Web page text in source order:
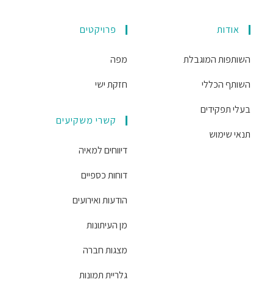
אודות
השותפות המוגבלת
השותף הכללי
בעלי תפקידים
תנאי שימוש
פרויקטים
מפה
חזקת ישי
קשרי משקיעים
דיווחים למאיה
דוחות כספיים
הודעות ואירועים
מן העיתונות
מצגות חברה
גלריית תמונות